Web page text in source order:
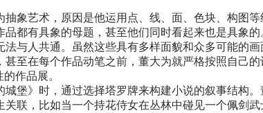
象艺术，原因是他运用点、线、面、色块、构图
都有具象的母题，甚至他们同时看起来也是具象
与人共通。虽然这些具有多样面貌和众多可能的
至在每个作品动笔之前，董大为就严格按照自己
作品展。
堡》时，通过选择塔罗牌来构建小说的叙事结构
联，比如当一个持花侍女在丛林中碰见一个佩剑